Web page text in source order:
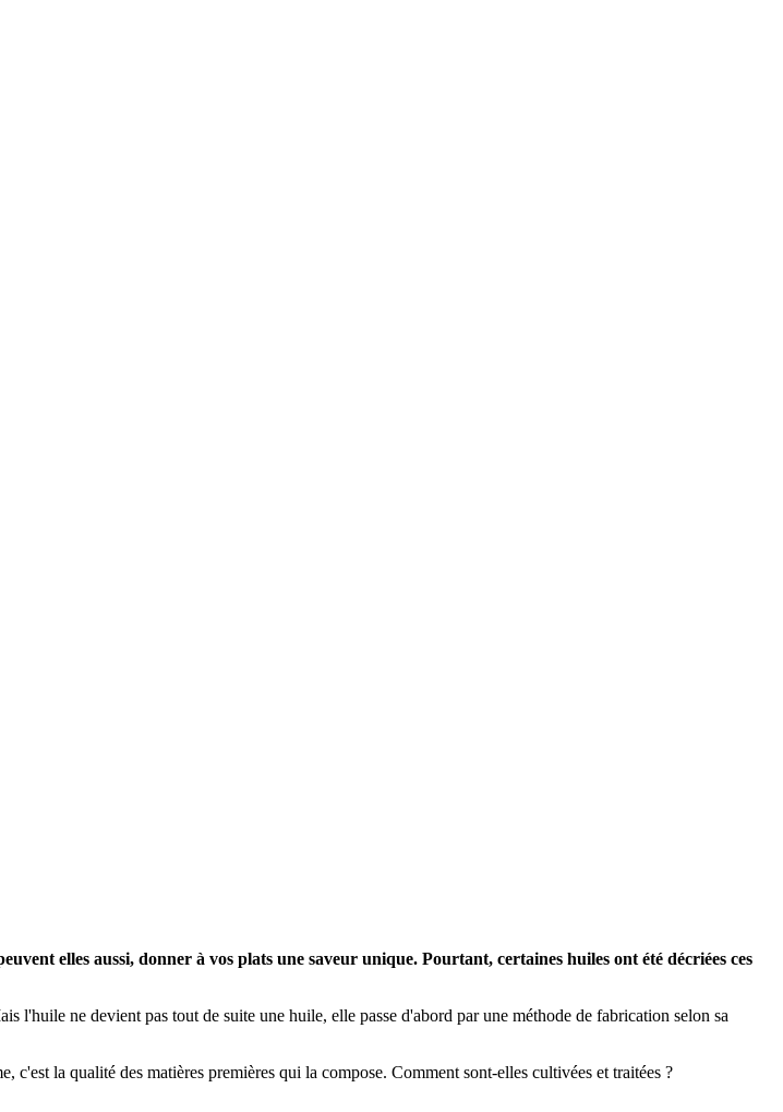
elles aussi, donner à vos plats une saveur unique. Pourtant, certaines huiles ont été décriées ces
l'huile ne devient pas tout de suite une huile, elle passe d'abord par une méthode de fabrication selon sa
la qualité des matières premières qui la compose. Comment sont-elles cultivées et traitées ?